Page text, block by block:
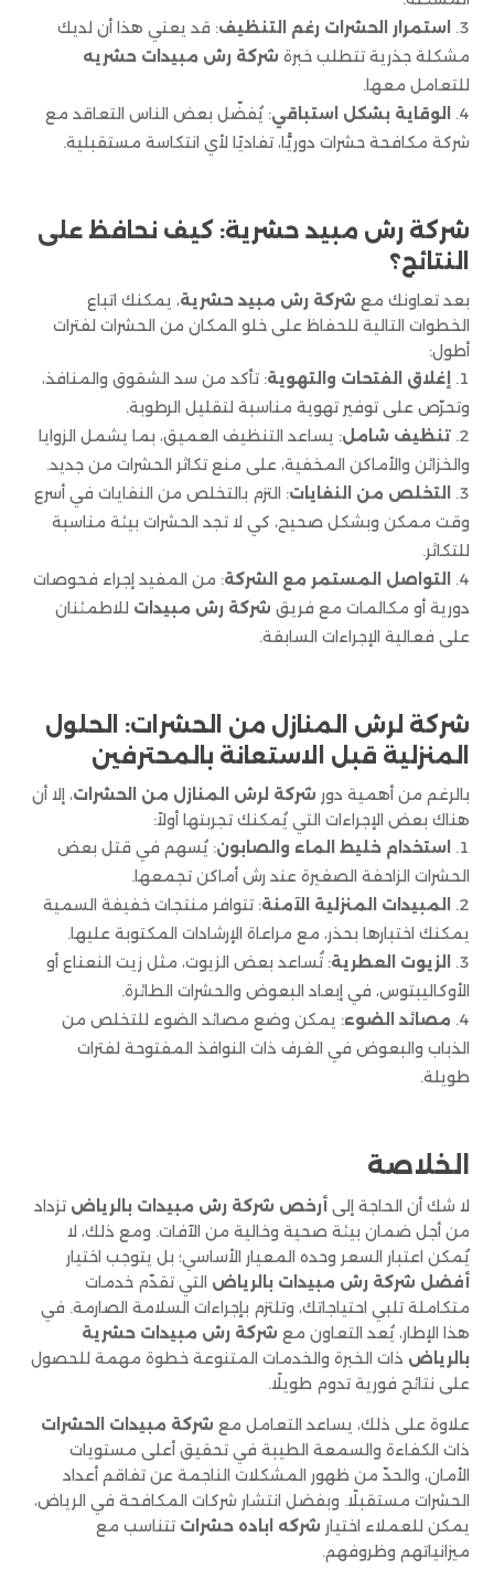
استمرار الحشرات رغم التنظيف: قد يعني هذا أن لديك
مشكلة جذرية تتطلب خبرة شركة رش مبيدات حشريه
للتعامل معها.
الوقاية بشكل استباقي: يُفضّل بعض الناس التعاقد مع
شركة مكافحة حشرات دوريًّا، تفاديًا لأي انتكاسة مستقبلية.
شركة رش مبيد حشرية: كيف نحافظ على
النتائج؟
بعد تعاونك مع شركة رش مبيد حشرية، يمكنك اتباع
الخطوات التالية للحفاظ على خلو المكان من الحشرات لفترات
أطول:
إغلاق الفتحات والتهوية: تأكد من سد الشقوق والمنافذ،
وتحرّص على توفير تهوية مناسبة لتقليل الرطوبة.
تنظيف شامل: يساعد التنظيف العميق، بما يشمل الزوايا
والخزائن والأماكن المخفية، على منع تكاثر الحشرات من جديد.
التخلص من النفايات: التزم بالتخلص من النفايات في أسرع
وقت ممكن وبشكل صحيح، كي لا تجد الحشرات بيئة مناسبة
للتكاثر.
التواصل المستمر مع الشركة: من المفيد إجراء فحوصات
دورية أو مكالمات مع فريق شركة رش مبيدات للاطمئنان
على فعالية الإجراءات السابقة.
شركة لرش المنازل من الحشرات: الحلول
المنزلية قبل الاستعانة بالمحترفين
بالرغم من أهمية دور شركة لرش المنازل من الحشرات، إلا أن
هناك بعض الإجراءات التي يُمكنك تجربتها أولاً:
استخدام خليط الماء والصابون: يُسهم في قتل بعض
الحشرات الزاحفة الصغيرة عند رش أماكن تجمعها.
المبيدات المنزلية الآمنة: تتوافر منتجات خفيفة السمية
يمكنك اختبارها بحذر، مع مراعاة الإرشادات المكتوبة عليها.
الزيوت العطرية: تُساعد بعض الزيوت، مثل زيت النعناع أو
الأوكاليبتوس، في إبعاد البعوض والحشرات الطائرة.
مصائد الضوء: يمكن وضع مصائد الضوء للتخلص من
الذباب والبعوض في الغرف ذات النوافذ المفتوحة لفترات
طويلة.
الخلاصة
لا شك أن الحاجة إلى أرخص شركة رش مبيدات بالرياض تزداد
من أجل ضمان بيئة صحية وخالية من الآفات. ومع ذلك، لا
يُمكن اعتبار السعر وحده المعيار الأساسي؛ بل يتوجب اختيار
أفضل شركة رش مبيدات بالرياض التي تقدّم خدمات
متكاملة تلبي احتياجاتك، وتلتزم بإجراءات السلامة الصارمة. في
هذا الإطار، يُعد التعاون مع شركة رش مبيدات حشرية
بالرياض ذات الخبرة والخدمات المتنوعة خطوة مهمة للحصول
على نتائج فورية تدوم طويلًا.
علاوة على ذلك، يساعد التعامل مع شركة مبيدات الحشرات
ذات الكفاءة والسمعة الطيبة في تحقيق أعلى مستويات
الأمان، والحدّ من ظهور المشكلات الناجمة عن تفاقم أعداد
الحشرات مستقبلًا. وبفضل انتشار شركات المكافحة في الرياض،
يمكن للعملاء اختيار شركه اباده حشرات تتناسب مع
ميزانياتهم وظروفهم.